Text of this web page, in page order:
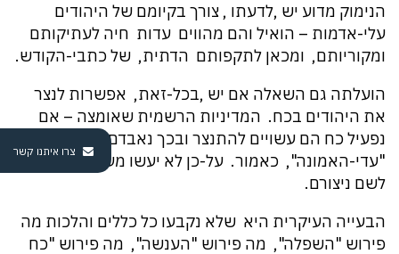
צרו איתנו קשר
הנימוק מדוע יש ,לדעתו , צורך בקיומם של היהודים
עלי-אדמות – הואיל והם מהווים עדות חיה לעתיקותם
ומקוריותם, ומכאן לתקפותם הדתית, של כתבי-הקודש.
הועלתה גם השאלה אם יש ,בכל-זאת, אפשרות לנצר
את היהודים בכח. המדיניות הרשמית שאומצה – אם
נפעיל כח הם עשויים להתנצר ובכך נאבדם בתור
"עדי-האמונה", כאמור. על-כן לא יעשו מעשים ישירים
לשם ניצורם.
הבעייה העיקרית היא שלא נקבעו כל כללים והלכות מה
פירוש "השפלה", מה פירוש "הענשה", מה פירוש "כח